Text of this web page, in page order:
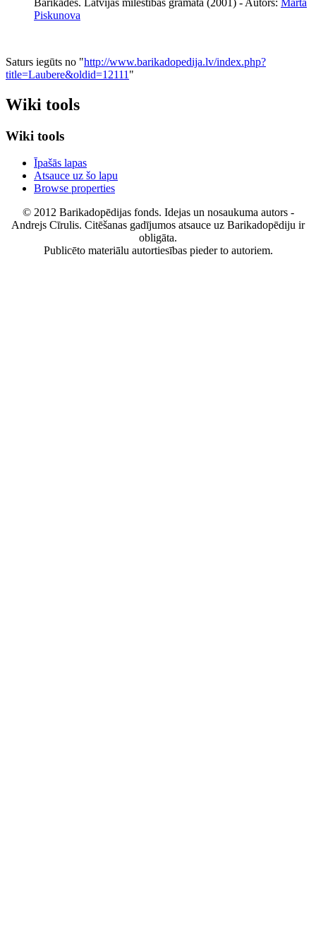
Piskunova
Saturs iegūts no "http://www.barikadopedija.lv/index.php?
title=Laubere&oldid=12111 "
Wiki tools
Wiki tools
Īpašās lapas
Atsauce uz šo lapu
Browse properties
© 2012 Barikadopēdijas fonds. Idejas un nosaukuma autors -
Andrejs Cīrulis. Citēšanas gadījumos atsauce uz Barikadopēdiju ir
obligāta.
Publicēto materiālu autortiesības pieder to autoriem.